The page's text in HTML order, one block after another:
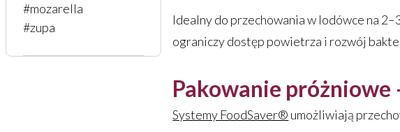
#mozarella
#zupa
Idealny do przechowania w lodówce na
ograniczy dostęp powietrza i rozwój
Pakowanie próżniowe
Systemy FoodSaver® umożliwiają